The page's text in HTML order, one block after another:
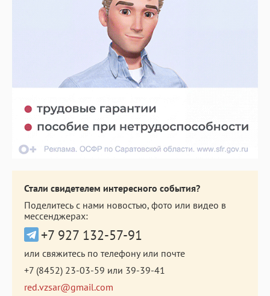
Стали свидетелем интересного события?
Поделитесь с нами новостью, фото или видео в
мессенджерах:
+7 927 132-57-91
или свяжитесь по телефону или почте
+7 (8452) 23-03-59 или 39-39-41
red.vzsar@gmail.com